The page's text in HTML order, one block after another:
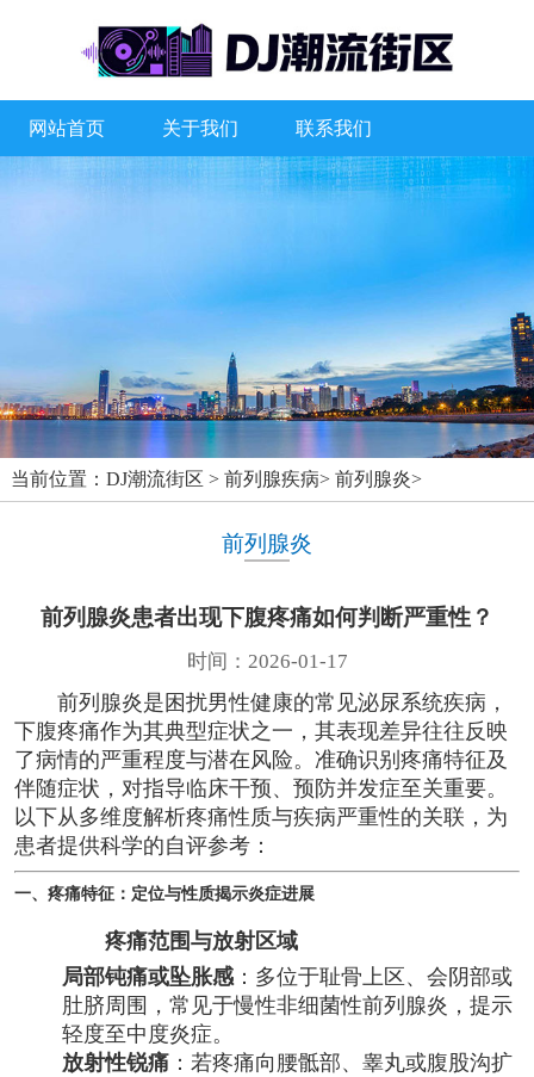
网站首页 关于我们 联系我们
当前位置： DJ潮流街区 > 前列腺疾病> 前列腺炎>
前列腺炎
前列腺炎患者出现下腹疼痛如何判断严重性？
时间：2026-01-17
前列腺炎是困扰男性健康的常见泌尿系统疾病，
下腹疼痛作为其典型症状之一，其表现差异往往反映
了病情的严重程度与潜在风险。准确识别疼痛特征及
伴随症状，对指导临床干预、预防并发症至关重要。
以下从多维度解析疼痛性质与疾病严重性的关联，为
患者提供科学的自评参考：
一、疼痛特征：定位与性质揭示炎症进展
疼痛范围与放射区域
局部钝痛或坠胀感：多位于耻骨上区、会阴部或
肚脐周围，常见于慢性非细菌性前列腺炎，提示
轻度至中度炎症。
放射性锐痛：若疼痛向腰骶部、睾丸或腹股沟扩